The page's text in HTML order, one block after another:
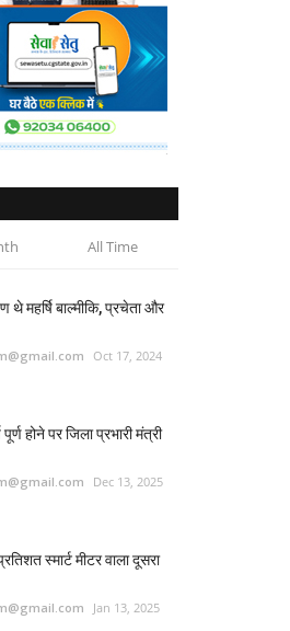
All Time
थे महर्षि बाल्मीकि, प्रचेता और
Oct 17, 2024
होने पर जिला प्रभारी मंत्री
Dec 13, 2025
स्मार्ट मीटर वाला दूसरा
Jan 13, 2025